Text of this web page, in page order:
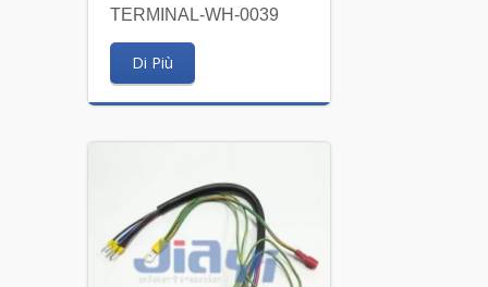
TERMINAL-WH-0039
Di Più